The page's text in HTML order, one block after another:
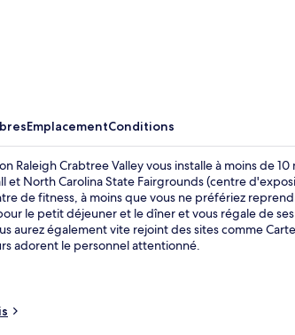
EmplacementConditions
Raleigh Crabtree Valley vous installe à moins de
et North Carolina State Fairgrounds (centre
de fitness, à moins que vous ne préfériez
le petit déjeuner et le dîner et vous régale de
aurez également vite rejoint des sites comme
adorent le personnel attentionné.